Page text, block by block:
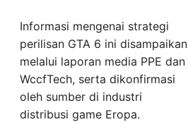
Informasi mengenai strategi
perilisan GTA 6 ini disampaikan
melalui laporan media PPE dan
WccfTech, serta dikonfirmasi
oleh sumber di industri
distribusi game Eropa.